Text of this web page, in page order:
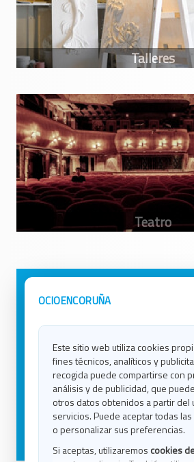
OCIOENCORUÑA
Este sitio web utiliza cookies
fines técnicos, analíticos y
recogida puede compartirse con
análisis y de publicidad, que
otros datos obtenidos a partir del
servicios. Puede aceptar todas
o personalizar sus preferencias.
Si aceptas, utilizaremos cookies
Avisos Legales
Contacto
Política de Cookies
Ocio en
Ocio
Ocio
Ocio en
Ocio en
Blog